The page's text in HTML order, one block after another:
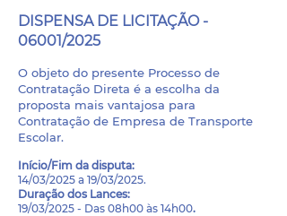
DISPENSA DE LICITAÇÃO -
06001/2025
O objeto do presente Processo de
Contratação Direta é a escolha da
proposta mais vantajosa para
Contratação de Empresa de Transporte
Escolar.
Início/Fim da disputa:
14/03/2025 a 19/03/2025.
Duração dos Lances:
19/03/2025 - Das 08h00 às 14h00.